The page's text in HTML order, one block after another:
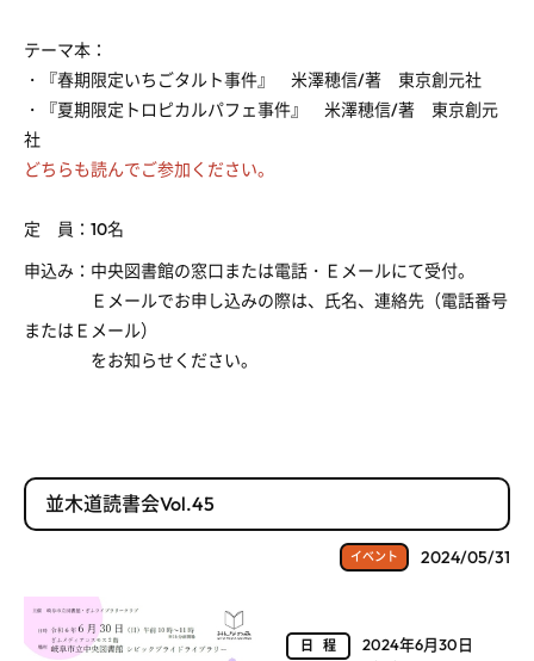
テーマ本：
・『春期限定いちごタルト事件』 米澤穂信/著 東京創元社
・『夏期限定トロピカルパフェ事件』 米澤穂信/著 東京創元
社
どちらも読んでご参加ください。
定 員： 10名
申込み：中央図書館の窓口または電話・Ｅメールにて受付。
Ｅメールでお申し込みの際は、氏名、連絡先（電話番号
またはＥメール）
をお知らせください。
並木道読書会Vol.45
イベント 2024/05/31
日程
2024年6月30日